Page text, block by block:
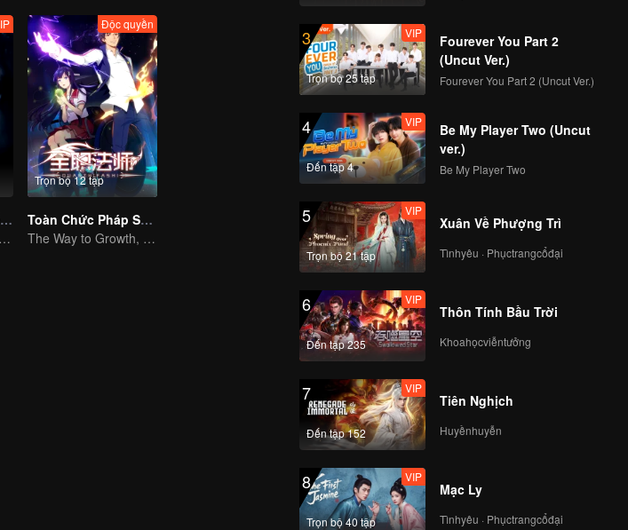
229
231
VIP
232
233
VIP
234
VIP
235
VIP
237
VIP
238
239
VIP
240
Trục Ngọc (Bản Tiếng Anh)
Cưới trước yêu sau! Chân tình giữa binh đao khói lửa
Trọn bộ 12 tập
Độc quyền
Toàn Chức Pháp Sư S1
The Way to Growth, Encouragement and Self-improvement
3
Trọn bộ 25 tập
VIP
Fourever You Part 2
(Uncut Ver.)
Fourever You Part 2 (Uncut Ver.)
4
Đến tập 4
VIP
Be My Player Two (Uncut
ver.)
Be My Player Two
5
Trọn bộ 21 tập
VIP
Xuân Về Phượng Trì
Tìnhyêu · Phụctrangcổđại
6
Đến tập 235
VIP
Thôn Tính Bầu Trời
Khoahọcviễntưởng
7
Đến tập 152
VIP
Tiên Nghịch
Huyềnhuyễn
8
Trọn bộ 40 tập
VIP
Mạc Ly
Tìnhyêu · Phụctrangcổđại